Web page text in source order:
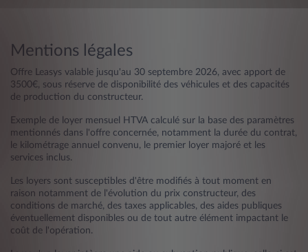
Mentions légales
Offre Leasys valable jusqu'au 30 septembre 2026, avec apport de
3500€, sous réserve de disponibilité des véhicules et des capacités
de production du constructeur.
Exemple de loyer mensuel HTVA calculé sur la base des paramètres
mentionnés dans l'offre concernée, notamment la durée du contrat,
le kilométrage annuel convenu, le premier loyer majoré et les
services inclus.
Les loyers sont susceptibles d'être modifiés à tout moment en
raison notamment de l'évolution du prix constructeur, des
conditions de marché, des taxes applicables, des aides publiques
éventuellement disponibles ou de tout autre élément impactant le
coût de l'opération.